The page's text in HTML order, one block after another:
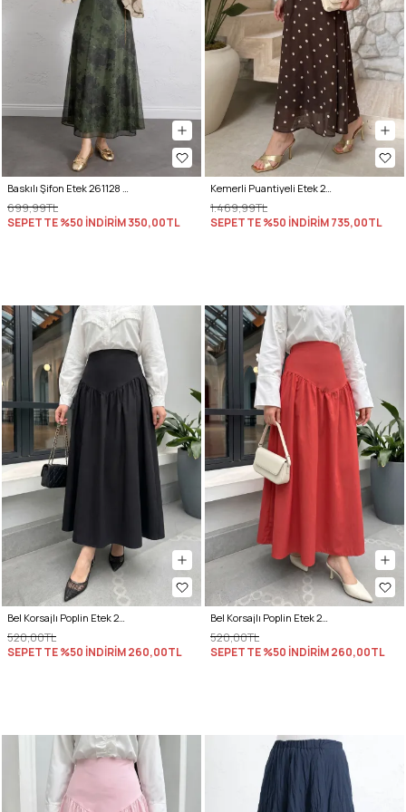
Baskılı Şifon Etek 261128 - HAKİ
699,99TL
SEPETTE %50 İNDİRİM350,00TL
Kemerli Puantiyeli Etek 26112 - KAHVERENGİ
1.469,99TL
SEPETTE %50 İNDİRİM735,00TL
520,00TL
SEPETTE %50 İNDİRİM260,00TL
520,00TL
SEPETTE %50 İNDİRİM260,00TL